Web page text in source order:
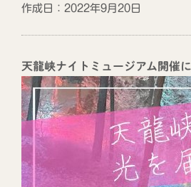
作成日：2022年9月20日
天龍峡ナイトミュージアム開催